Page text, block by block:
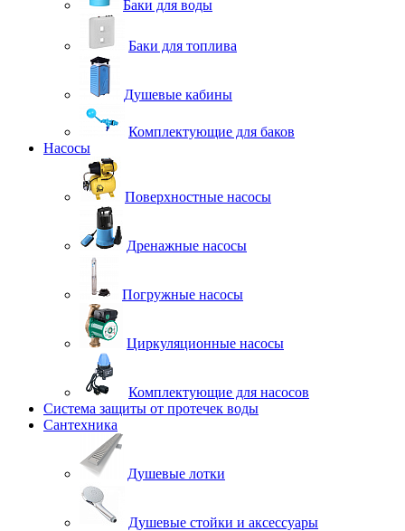
Баки для воды
Баки для топлива
Душевые кабины
Комплектующие для баков
Насосы
Поверхностные насосы
Дренажные насосы
Погружные насосы
Циркуляционные насосы
Комплектующие для насосов
Система защиты от протечек воды
Сантехника
Душевые лотки
Душевые стойки и аксессуары